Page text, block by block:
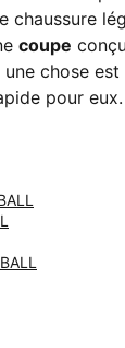
chaussure
coupe
chose
pour eux.